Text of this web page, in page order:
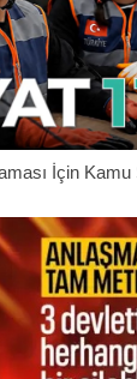
İçin Kamu